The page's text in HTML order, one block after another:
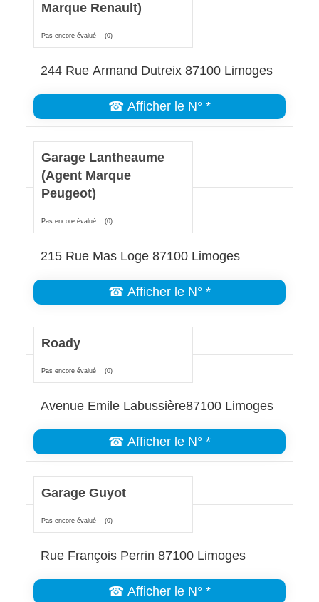
Marque Renault)
Pas encore évalué (0)
244 Rue Armand Dutreix 87100 Limoges
☎ Afficher le N° *
Garage Lantheaume
(Agent Marque
Peugeot)
Pas encore évalué (0)
215 Rue Mas Loge 87100 Limoges
☎ Afficher le N° *
Roady
Pas encore évalué (0)
Avenue Emile Labussière87100 Limoges
☎ Afficher le N° *
Garage Guyot
Pas encore évalué (0)
Rue François Perrin 87100 Limoges
☎ Afficher le N° *